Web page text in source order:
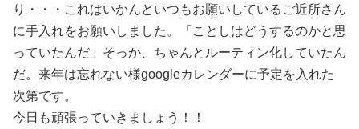
り・・・これはいかんといつもお願いしているご近所さん
に手入れをお願いしました。「ことしはどうするのかと思
っていたんだ」そっか、ちゃんとルーティン化していたん
だ。来年は忘れない様googleカレンダーに予定を入れた
次第です。
今日も頑張っていきましょう！！